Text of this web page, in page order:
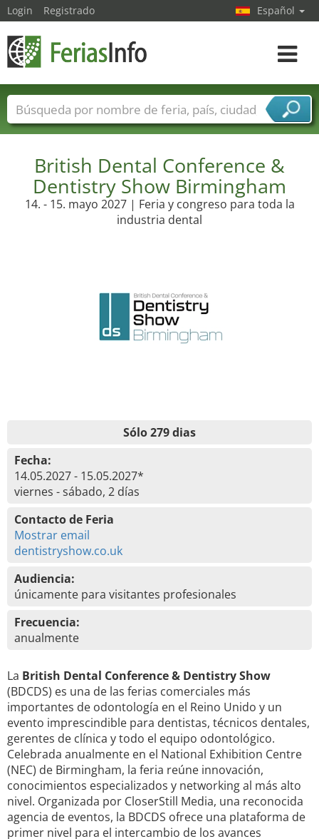
British Dental Conference &
Dentistry Show Birmingham
14. - 15. mayo 2027 | Feria y congreso para toda la
industria dental
Sólo 279 dias
Fecha:
14.05.2027 - 15.05.2027*
viernes - sábado, 2 días
Contacto de Feria
Mostrar email
dentistryshow.co.uk
Audiencia:
únicamente para visitantes profesionales
Frecuencia:
anualmente
La British Dental Conference & Dentistry Show
(BDCDS) es una de las ferias comerciales más
importantes de odontología en el Reino Unido y un
evento imprescindible para dentistas, técnicos dentales,
gerentes de clínica y todo el equipo odontológico.
Celebrada anualmente en el National Exhibition Centre
(NEC) de Birmingham, la feria reúne innovación,
conocimientos especializados y networking al más alto
nivel. Organizada por CloserStill Media, una reconocida
agencia de eventos, la BDCDS ofrece una plataforma de
primer nivel para el intercambio de los avances
Login Registrado Español
toggle
Nombres de ferias Países
Ciudades
Sectores de proveedor de servicios